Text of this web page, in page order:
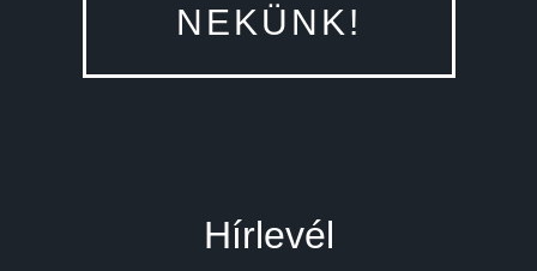
NEKÜNK!
Hírlevél